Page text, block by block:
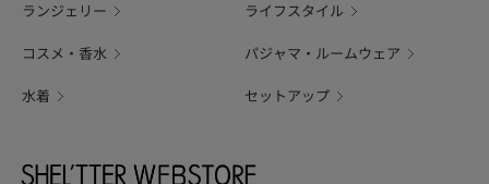
ランジェリー ライフスタイル
コスメ・香水 パジャマ・ルームウェア
水着 セットアップ